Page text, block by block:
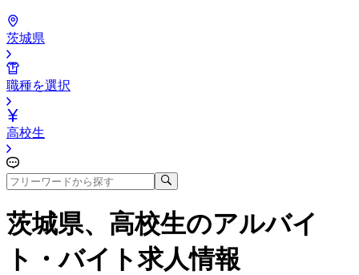
茨城県
職種を選択
高校生
茨城県、高校生のアルバイ
ト・バイト求人情報